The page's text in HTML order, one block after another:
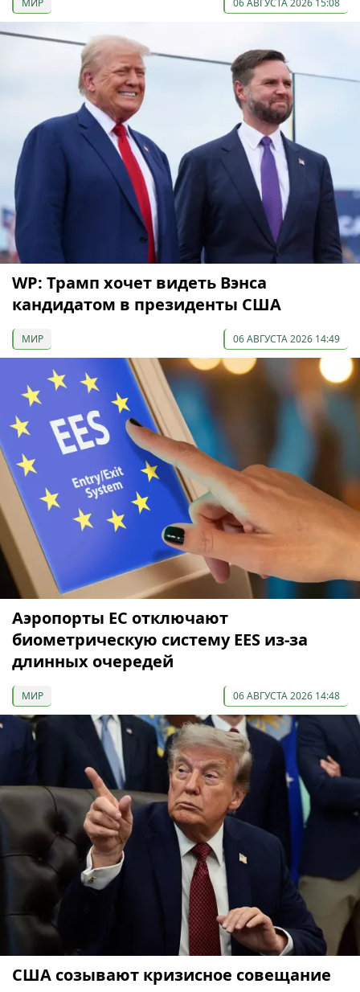
МИР 06 АВГУСТА 2026 15:08
WP: Трамп хочет видеть Вэнса
кандидатом в президенты США
МИР 06 АВГУСТА 2026 14:49
Аэропорты ЕС отключают
биометрическую систему EES из-за
длинных очередей
МИР 06 АВГУСТА 2026 14:48
США созывают кризисное совещание